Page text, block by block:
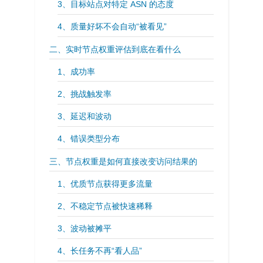
3、目标站点对特定 ASN 的态度
4、质量好坏不会自动“被看见”
二、实时节点权重评估到底在看什么
1、成功率
2、挑战触发率
3、延迟和波动
4、错误类型分布
三、节点权重是如何直接改变访问结果的
1、优质节点获得更多流量
2、不稳定节点被快速稀释
3、波动被摊平
4、长任务不再“看人品”